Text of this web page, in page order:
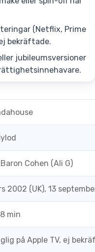
(Netflix, Prime
bekräftade.
jubileumsversioner
Cohen (Ali G)
2002 (UK), 13
min
på Apple TV, ej